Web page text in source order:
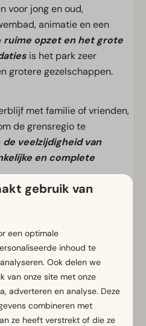
voor jong en oud,
animatie en een
ruime opzet en het grote
is het park zeer
grotere gezelschappen.
met familie of vrienden,
de grensregio te
de veelzijdigheid van
en complete
vakantieverblijf
gebruik van
een optimale
inhoud te
Ook delen we
van onze site met onze
adverteren en analyse. Deze
combineren met
ze heeft verstrekt of die ze